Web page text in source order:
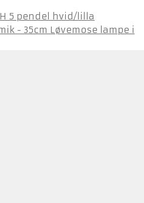
5 pendel hvid/lilla
Løvemose lampe i